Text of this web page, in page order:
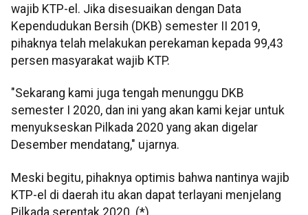
wajib KTP-el. Jika disesuaikan dengan Data
Kependudukan Bersih (DKB) semester II 2019,
pihaknya telah melakukan perekaman kepada 99,43
persen masyarakat wajib KTP.
"Sekarang kami juga tengah menunggu DKB
semester I 2020, dan ini yang akan kami kejar untuk
menyukseskan Pilkada 2020 yang akan digelar
Desember mendatang," ujarnya.
Meski begitu, pihaknya optimis bahwa nantinya wajib
KTP-el di daerah itu akan dapat terlayani menjelang
Pilkada serentak 2020. (*)